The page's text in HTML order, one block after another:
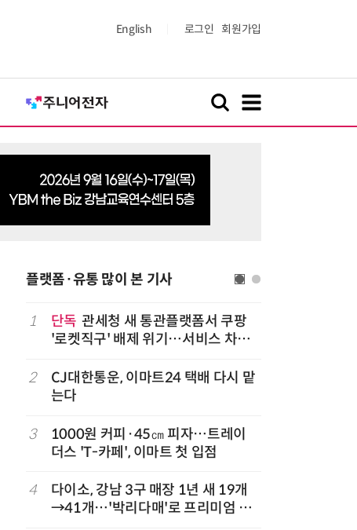
English 로그인 회원가입
플랫폼·유통 많이 본 기사
1 단독 관세청 새 통관플랫폼서 쿠팡
'로켓직구' 배제 위기…서비스 차질
2
CJ대한통운, 이마트24 택배 다시 맡
는다
3
1000원 커피·45㎝ 피자…트레이
더스 'T-카페', 이마트 첫 입점
4
다이소, 강남 3구 매장 1년 새 19개
→41개…'박리다매'로 프리미엄 상